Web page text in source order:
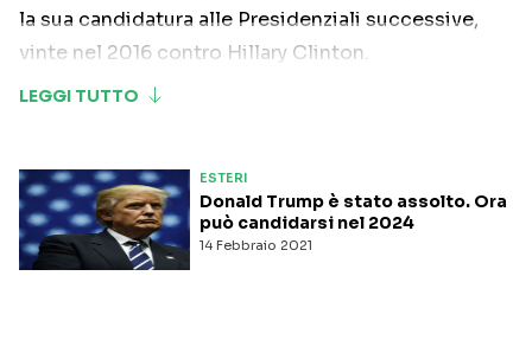
la sua candidatura alle Presidenziali successive,
vinte nel 2016 contro Hillary Clinton.
ESTERI
14 Febbraio 2021
Donald Trump è stato assolto. Ora
può candidarsi nel 2024